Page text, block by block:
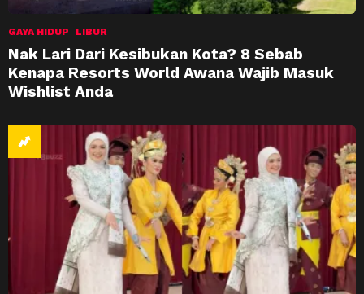
GAYA HIDUP LIBUR
Nak Lari Dari Kesibukan Kota? 8 Sebab
Kenapa Resorts World Awana Wajib Masuk
Wishlist Anda